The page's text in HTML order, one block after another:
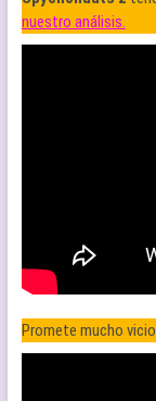
nuestro análisis.
Promete mucho